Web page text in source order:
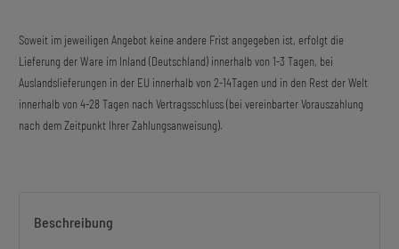
Soweit im jeweiligen Angebot keine andere Frist angegeben ist, erfolgt die
Lieferung der Ware im Inland (Deutschland) innerhalb von 1-3 Tagen, bei
Auslandslieferungen in der EU innerhalb von 2-14Tagen und in den Rest der Welt
innerhalb von 4-28 Tagen nach Vertragsschluss (bei vereinbarter Vorauszahlung
nach dem Zeitpunkt Ihrer Zahlungsanweisung).
Beschreibung